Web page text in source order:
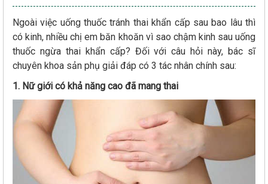
Ngoài việc uống thuốc tránh thai khẩn cấp sau bao lâu thì
có kinh, nhiều chị em băn khoăn vì sao chậm kinh sau uống
thuốc ngừa thai khẩn cấp? Đối với câu hỏi này, bác sĩ
chuyên khoa sản phụ giải đáp có 3 tác nhân chính sau:
1. Nữ giới có khả năng cao đã mang thai